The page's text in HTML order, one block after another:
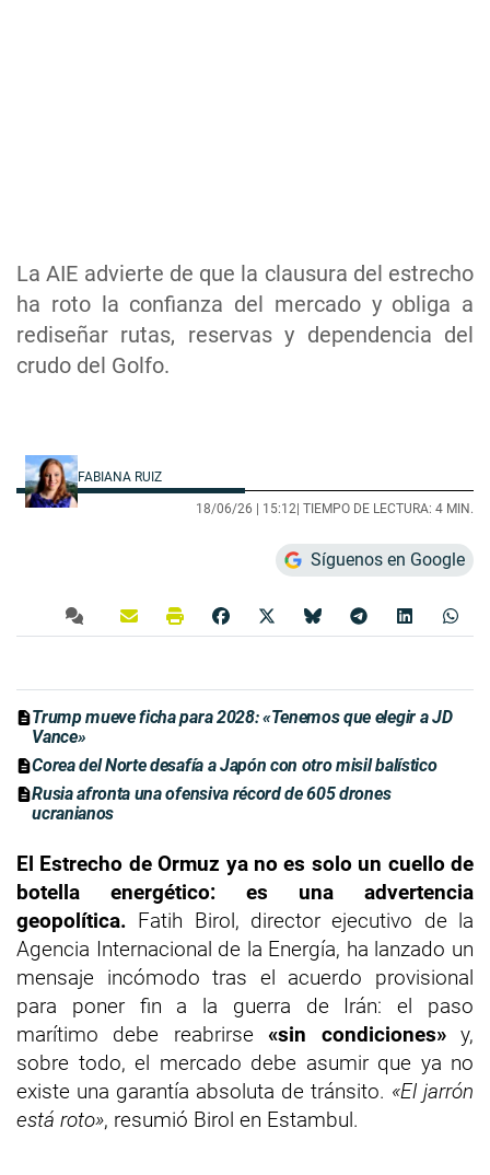
La AIE advierte de que la clausura del estrecho
ha roto la confianza del mercado y obliga a
rediseñar rutas, reservas y dependencia del
crudo del Golfo.
FABIANA RUIZ
18/06/26 | 15:12| TIEMPO DE LECTURA: 4 MIN.
Síguenos en Google
Trump mueve ficha para 2028: «Tenemos que elegir a JD
Vance»
Corea del Norte desafía a Japón con otro misil balístico
Rusia afronta una ofensiva récord de 605 drones
ucranianos
El Estrecho de Ormuz ya no es solo un cuello de
botella energético: es una advertencia
geopolítica. Fatih Birol, director ejecutivo de la
Agencia Internacional de la Energía, ha lanzado un
mensaje incómodo tras el acuerdo provisional
para poner fin a la guerra de Irán: el paso
marítimo debe reabrirse «sin condiciones»y,
sobre todo, el mercado debe asumir que ya no
existe una garantía absoluta de tránsito. «El jarrón
está roto», resumió Birol en Estambul.